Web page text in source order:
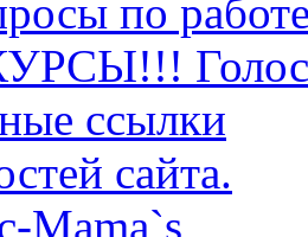
по
ссылки
сайта.
Mama`s